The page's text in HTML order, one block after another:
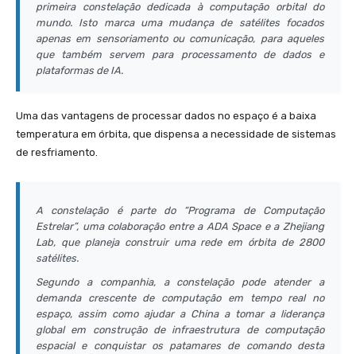
primeira constelação dedicada à computação orbital do
mundo. Isto marca uma mudança de satélites focados
apenas em sensoriamento ou comunicação, para aqueles
que também servem para processamento de dados e
plataformas de IA.
Uma das vantagens de processar dados no espaço é a baixa
temperatura em órbita, que dispensa a necessidade de sistemas
de resfriamento.
A constelação é parte do “Programa de Computação
Estrelar”, uma colaboração entre a ADA Space e a Zhejiang
Lab, que planeja construir uma rede em órbita de 2800
satélites.
Segundo a companhia, a constelação pode atender a
demanda crescente de computação em tempo real no
espaço, assim como ajudar a China a tomar a liderança
global em construção de infraestrutura de computação
espacial e conquistar os patamares de comando desta